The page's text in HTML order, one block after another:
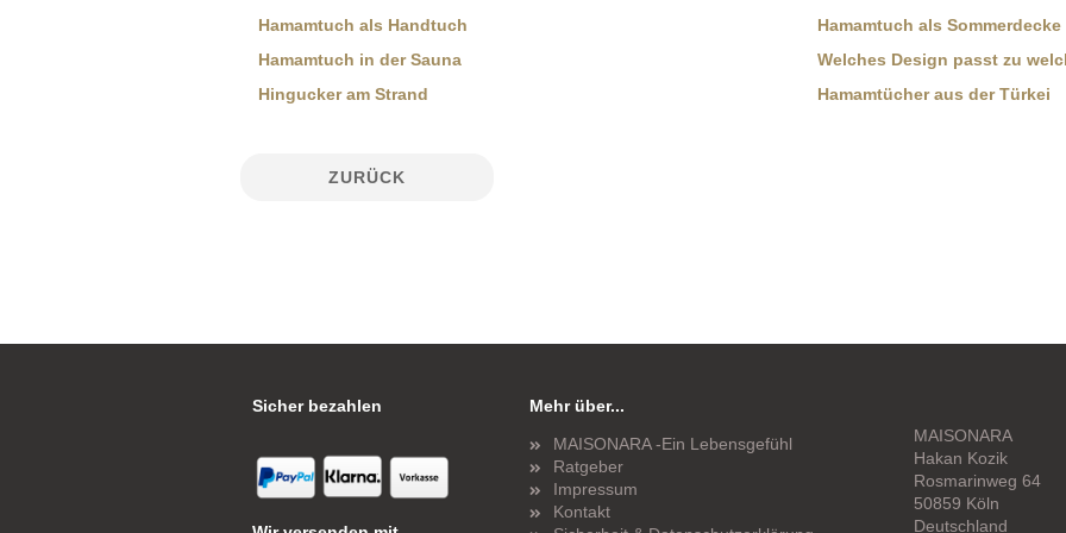
Hamamtuch als Handtuch
Hamamtuch in der Sauna
Hingucker am Strand
Hamamtuch als Sommerdecke
Welches Design passt zu
Hamamtücher aus der Türkei
ZURÜCK
Sicher bezahlen
Mehr über...
MAISONARA -Ein Lebensgefühl
Ratgeber
Impressum
Kontakt
MAISONARA
Hakan Kozik
Rosmarinweg 64
50859 Köln
Deutschland